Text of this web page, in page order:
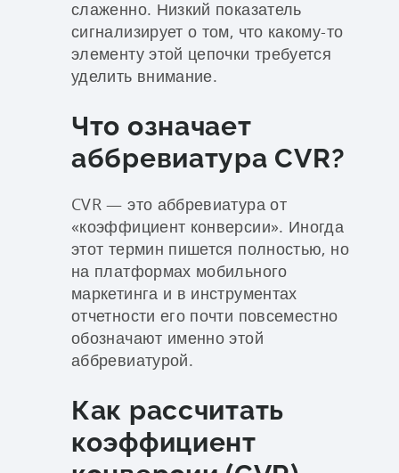
слаженно. Низкий показатель
сигнализирует о том, что какому-то
элементу этой цепочки требуется
уделить внимание.
Что означает
аббревиатура CVR?
CVR — это аббревиатура от
«коэффициент конверсии». Иногда
этот термин пишется полностью, но
на платформах мобильного
маркетинга и в инструментах
отчетности его почти повсеместно
обозначают именно этой
аббревиатурой.
Как рассчитать
коэффициент